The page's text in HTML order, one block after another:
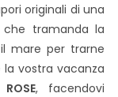
originali di una
tramanda la
mare per trarne
vostra vacanza
, facendovi